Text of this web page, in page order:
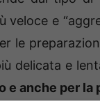
e
le
delicata e
e anche per la